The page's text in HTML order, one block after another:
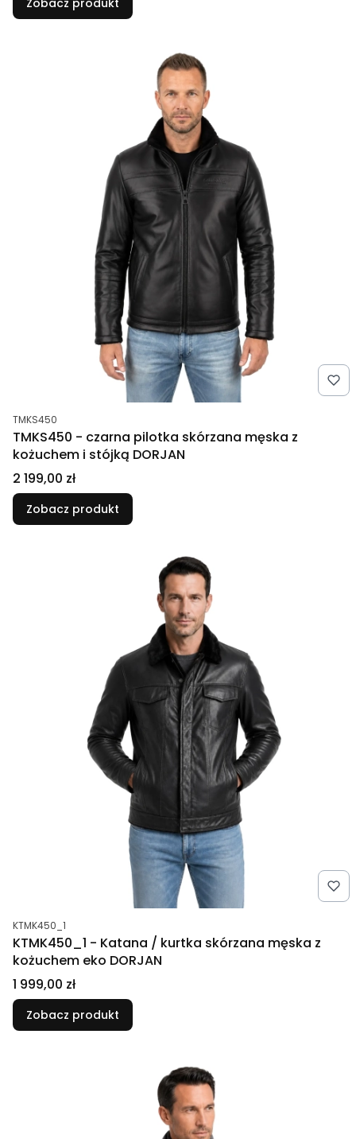
Zobacz produkt
Kod produktu
TMKS450
TMKS450 - czarna pilotka skórzana męska z
kożuchem i stójką DORJAN
Cena
2 199,00 zł
Zobacz produkt
Kod produktu
KTMK450_1
KTMK450_1 - Katana / kurtka skórzana męska z
kożuchem eko DORJAN
Cena
1 999,00 zł
Zobacz produkt